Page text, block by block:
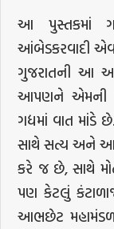
આ પુસ્તકમાં
આંબેડકરવાદી
ગુજરાતની આ
આપણને એમની
ગદ્યમાં વાત
સાથે સત્ય અને
કરે જ છે, સાથે
પણ કેટલું
આભછેટ